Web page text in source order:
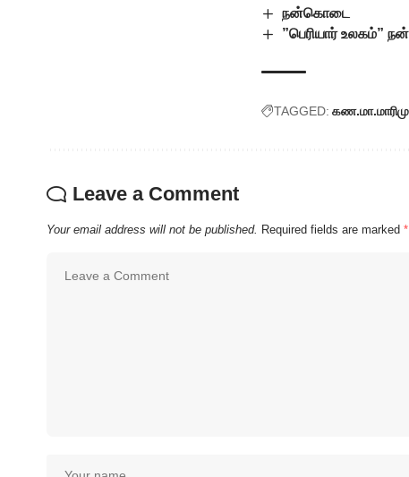
நன்கொடை
”பெரியார் உலகம்”
TAGGED:
Leave a Comment
Your email address will not be published. Required fields are marked *